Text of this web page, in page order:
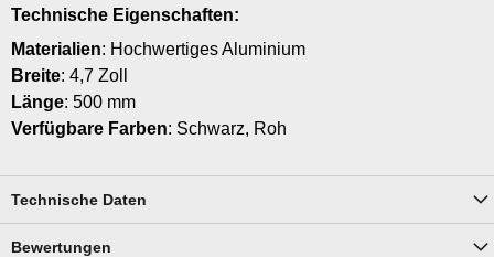
Technische Eigenschaften:
Materialien: Hochwertiges Aluminium
Breite: 4,7 Zoll
Länge: 500 mm
Verfügbare Farben: Schwarz, Roh
Technische Daten
Bewertungen